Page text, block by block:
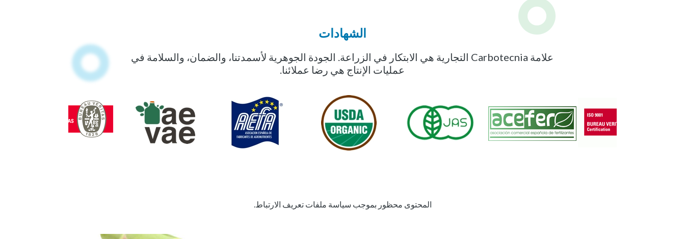
الشهادات
علامة Carbotecnia التجارية هي الابتكار في الزراعة. الجودة الجوهرية لأسمدتنا، والضمان، والسلامة في
عمليات الإنتاج هي رضا عملائنا.
المحتوى محظور بموجب سياسة ملفات تعريف الارتباط.